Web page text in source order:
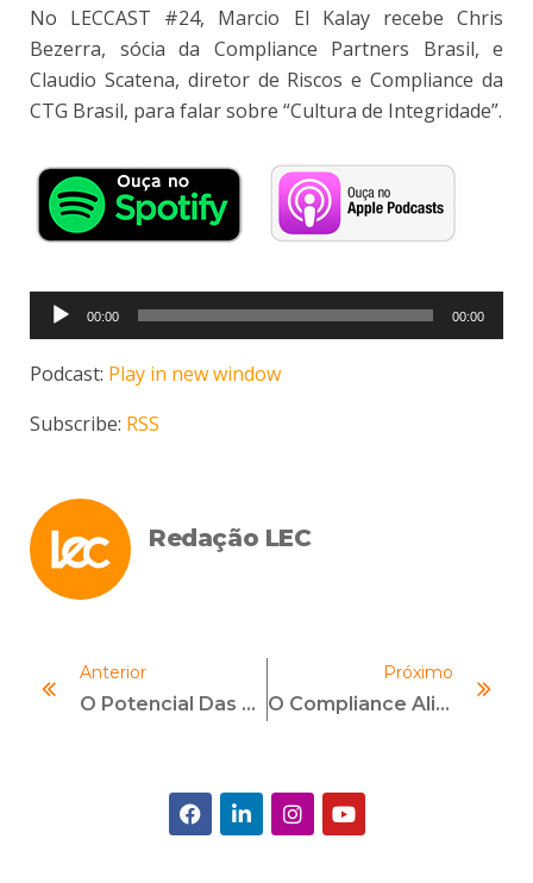
No LECCAST #24, Marcio El Kalay recebe Chris
Bezerra, sócia da Compliance Partners Brasil, e
Claudio Scatena, diretor de Riscos e Compliance da
CTG Brasil, para falar sobre “Cultura de Integridade”.
Tocador
de
áudio
00:00 00:00
Podcast: Play in new window
Subscribe: RSS
Redação LEC
Anterior
O Potencial Das Metodologias Ágeis No Compliance
Próximo
O Compliance Aliado À Causa LGBTQI+: Entenda O Seu Papel